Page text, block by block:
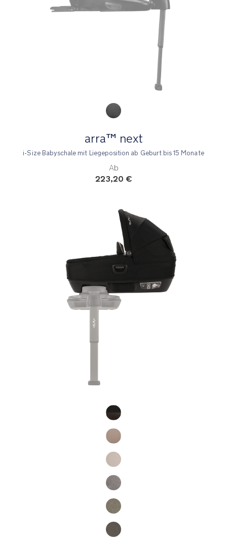
arra™ next
i-Size Babyschale mit Liegeposition ab Geburt bis 15 Monate
Ab
223,20 €